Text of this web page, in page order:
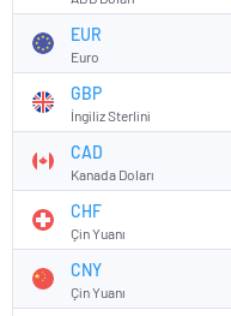
EUR
Euro
GBP
İngiliz Sterlini
CAD
Kanada Doları
CHF
Çin Yuanı
CNY
Çin Yuanı